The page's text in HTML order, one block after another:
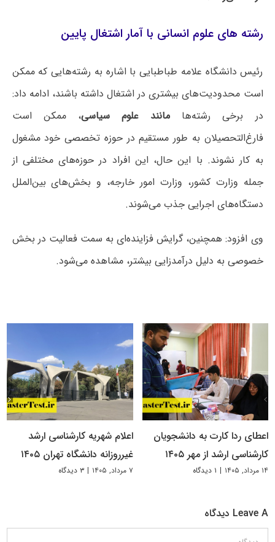
رشته های علوم انسانی با آمار اشتغال پایین
رئیس دانشگاه علامه طباطبایی با اشاره به رشته‌هایی که ممکن
است محدودیت‌های بیشتری در اشتغال داشته باشند، ادامه داد:
در برخی رشته‌ها مانند علوم سیاسی، ممکن است
فارغ‌التحصیلان به طور مستقیم در حوزه تخصصی خود مشغول
به کار نشوند. با این حال، این افراد در حوزه‌های مختلفی از
جمله وزارت کشور، وزارت امور خارجه، و بخش‌های بین‌الملل
دستگاه‌های اجرایی جذب می‌شوند.
وی افزود: همچنین، گرایش فزاینده‌ای به سمت فعالیت در بخش
خصوصی به دلیل درآمدزایی بیشتر، مشاهده می‌شود.
اعطای ردا کارت به دانشجویان
کارشناسی ارشد از مهر ۱۴۰۵
۱۴ مرداد, ۱۴۰۵ | ۱ دیدگاه
اعلام شهریه کارشناسی ارشد
غیرروزانه دانشگاه تهران ۱۴۰۵
۷ مرداد, ۱۴۰۵ | ۳ دیدگاه
Leave A دیدگاه
دیدگاه